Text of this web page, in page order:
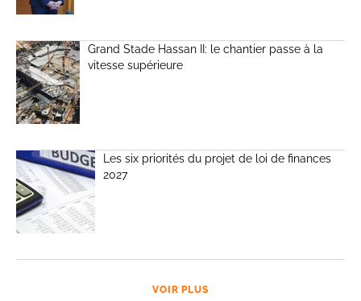
Grand Stade Hassan II: le chantier passe à la
vitesse supérieure
Les six priorités du projet de loi de finances
2027
VOIR PLUS